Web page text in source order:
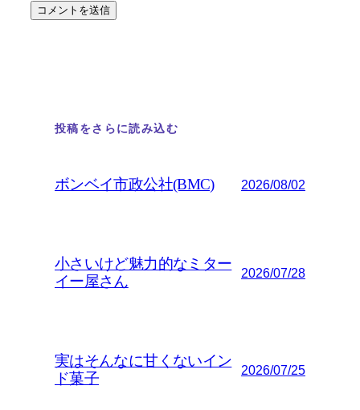
投稿をさらに読み込む
ボンベイ市政公社(BMC) 2026/08/02
小さいけど魅力的なミター
イー屋さん
2026/07/28
実はそんなに甘くないイン
ド菓子
2026/07/25